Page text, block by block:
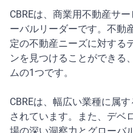
CBREは、商業用不動産サ
ーバルリーダーです。不動
定の不動産ニーズに対する
ンを見つけることができる
ムの1つです。
CBREは、幅広い業種に属
されています。また、デベ